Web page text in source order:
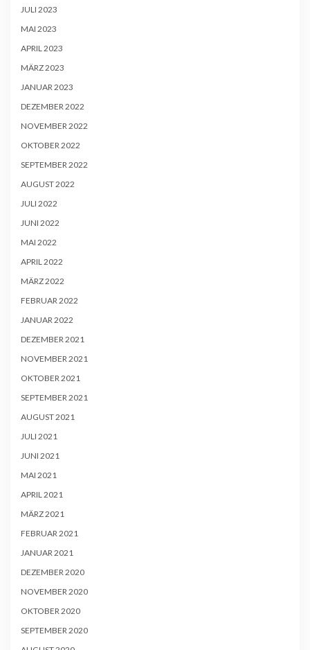
JULI 2023
MAI 2023
APRIL 2023
MÄRZ 2023
JANUAR 2023
DEZEMBER 2022
NOVEMBER 2022
OKTOBER 2022
SEPTEMBER 2022
AUGUST 2022
JULI 2022
JUNI 2022
MAI 2022
APRIL 2022
MÄRZ 2022
FEBRUAR 2022
JANUAR 2022
DEZEMBER 2021
NOVEMBER 2021
OKTOBER 2021
SEPTEMBER 2021
AUGUST 2021
JULI 2021
JUNI 2021
MAI 2021
APRIL 2021
MÄRZ 2021
FEBRUAR 2021
JANUAR 2021
DEZEMBER 2020
NOVEMBER 2020
OKTOBER 2020
SEPTEMBER 2020